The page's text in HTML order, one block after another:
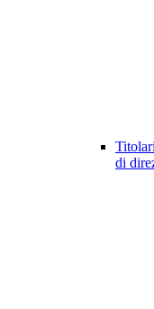
di